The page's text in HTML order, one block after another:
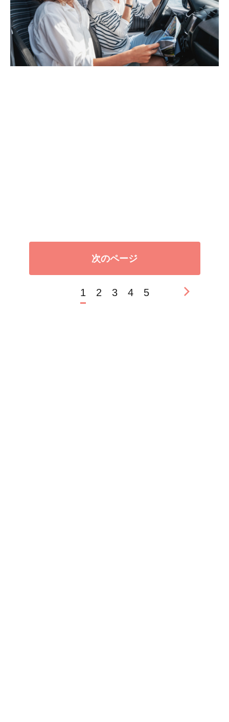
次のページ
1 2 3 4 5